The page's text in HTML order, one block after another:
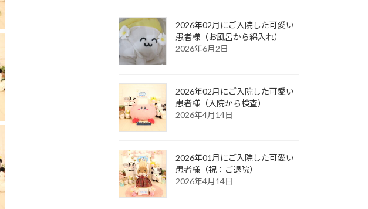
2026年02月にご入院した可愛い
患者様（お風呂から綿入れ）
2026年6月2日
2026年02月にご入院した可愛い
患者様（入院から検査）
2026年4月14日
2026年01月にご入院した可愛い
患者様（祝：ご退院）
2026年4月14日